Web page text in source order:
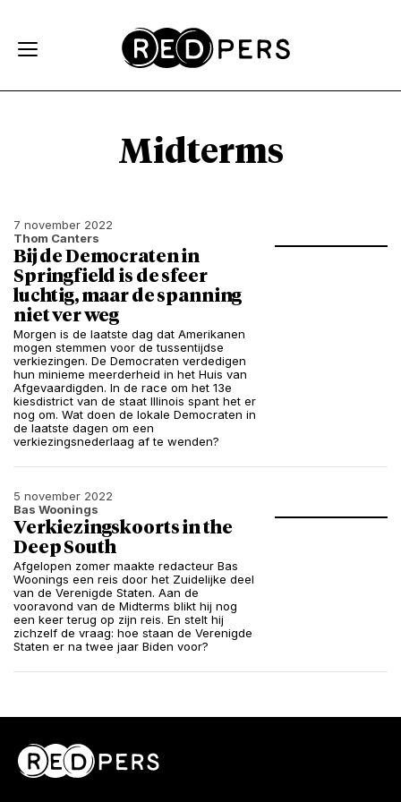
Midterms
7 november 2022
Thom Canters
Bij de Democraten in
Springfield is de sfeer
luchtig, maar de spanning
niet ver weg
Morgen is de laatste dag dat Amerikanen
mogen stemmen voor de tussentijdse
verkiezingen. De Democraten verdedigen
hun minieme meerderheid in het Huis van
Afgevaardigden. In de race om het 13e
kiesdistrict van de staat Illinois spant het er
nog om. Wat doen de lokale Democraten in
de laatste dagen om een
verkiezingsnederlaag af te wenden?
5 november 2022
Bas Woonings
Verkiezingskoorts in the
Deep South
Afgelopen zomer maakte redacteur Bas
Woonings een reis door het Zuidelijke deel
van de Verenigde Staten. Aan de
vooravond van de Midterms blikt hij nog
een keer terug op zijn reis. En stelt hij
zichzelf de vraag: hoe staan de Verenigde
Staten er na twee jaar Biden voor?